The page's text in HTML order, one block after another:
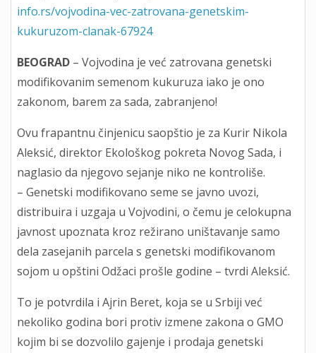
info.rs/vojvodina-vec-zatrovana-genetskim-
kukuruzom-clanak-67924
BEOGRAD – Vojvodina je već zatrovana genetski
modifikovanim semenom kukuruza iako je ono
zakonom, barem za sada, zabranjeno!
Ovu frapantnu činjenicu saopštio je za Kurir Nikola
Aleksić, direktor Ekološkog pokreta Novog Sada, i
naglasio da njegovo sejanje niko ne kontroliše.
– Genetski modifikovano seme se javno uvozi,
distribuira i uzgaja u Vojvodini, o čemu je celokupna
javnost upoznata kroz režirano uništavanje samo
dela zasejanih parcela s genetski modifikovanom
sojom u opštini Odžaci prošle godine – tvrdi Aleksić.
To je potvrdila i Ajrin Beret, koja se u Srbiji već
nekoliko godina bori protiv izmene zakona o GMO
kojim bi se dozvolilo gajenje i prodaja genetski